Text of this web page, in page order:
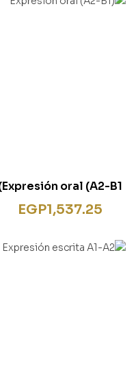
Expresión oral (A2-B1)
EGP1,537.25